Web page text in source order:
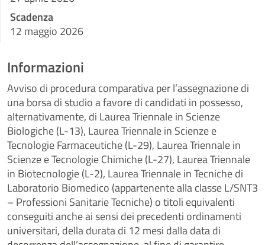
Scadenza
12 maggio 2026
Informazioni
Avviso di procedura comparativa per l’assegnazione di
una borsa di studio a favore di candidati in possesso,
alternativamente, di Laurea Triennale in Scienze
Biologiche (L-13), Laurea Triennale in Scienze e
Tecnologie Farmaceutiche (L-29), Laurea Triennale in
Scienze e Tecnologie Chimiche (L-27), Laurea Triennale
in Biotecnologie (L-2), Laurea Triennale in Tecniche di
Laboratorio Biomedico (appartenente alla classe L/SNT3
– Professioni Sanitarie Tecniche) o titoli equivalenti
conseguiti anche ai sensi dei precedenti ordinamenti
universitari, della durata di 12 mesi dalla data di